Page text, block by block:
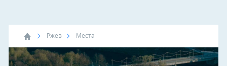
Ржев Места